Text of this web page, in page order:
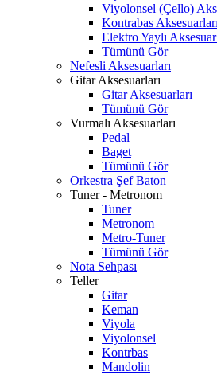
Viyolonsel (Çello)
Kontrabas Aksesuarları
Elektro Yaylı
Tümünü Gör
Nefesli Aksesuarları
Gitar Aksesuarları
Gitar Aksesuarları
Tümünü Gör
Vurmalı Aksesuarları
Pedal
Baget
Tümünü Gör
Orkestra Şef Baton
Tuner - Metronom
Tuner
Metronom
Metro-Tuner
Tümünü Gör
Nota Sehpası
Teller
Gitar
Keman
Viyola
Viyolonsel
Kontrbas
Mandolin